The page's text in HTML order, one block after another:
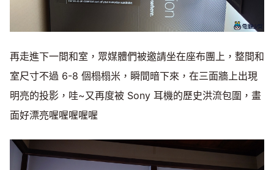
再走進下一間和室，眾媒體們被邀請坐在座布團上，整間和
室尺寸不過 6-8 個榻榻米，瞬間暗下來，在三面牆上出現
明亮的投影，哇~又再度被 Sony 耳機的歷史洪流包圍，畫
面好漂亮喔喔喔喔喔